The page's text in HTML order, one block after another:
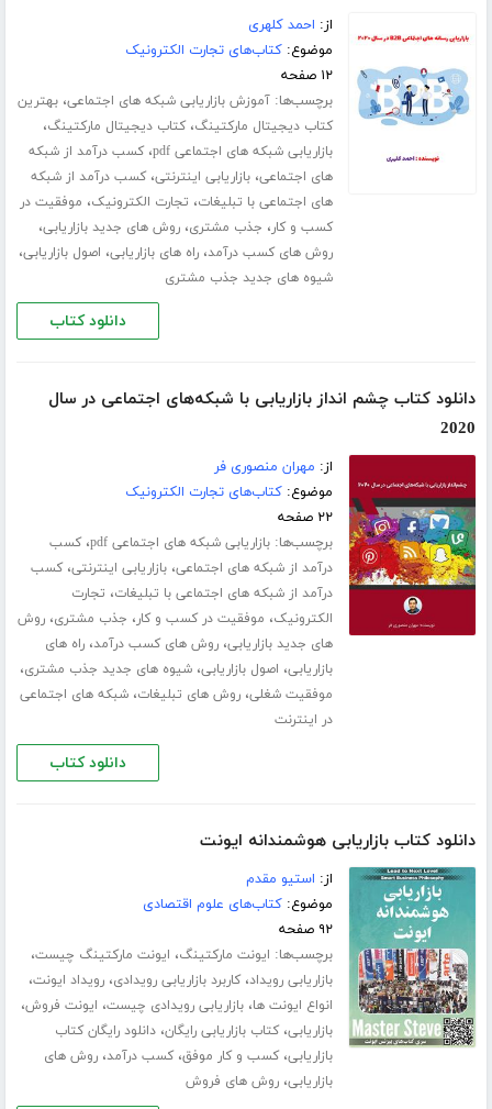
از: احمد کلهری
موضوع:کتاب‌های تجارت الکترونیک
۱۲ صفحه
برچسب‌ها:آموزش بازاریابی شبکه های اجتماعی،بهترین
کتاب دیجیتال مارکتینگ،کتاب دیجیتال مارکتینگ،
بازاریابی شبکه های اجتماعی pdf ،کسب درآمد از شبکه
های اجتماعی،بازاریابی اینترنتی،کسب درآمد از شبکه
های اجتماعی با تبلیغات، تجارت الکترونیک، موفقیت در
کسب و کار، جذب مشتری،روش های جدید بازاریابی،
روش های کسب درآمد،راه های بازاریابی، اصول بازاریابی،
شیوه های جدید جذب مشتری
دانلود کتاب
دانلود کتاب چشم انداز بازاریابی با شبکه‌های اجتماعی در سال
2020
از: مهران منصوری فر
موضوع:کتاب‌های تجارت الکترونیک
۲۲ صفحه
برچسب‌ها:بازاریابی شبکه های اجتماعی pdf ،کسب
درآمد از شبکه های اجتماعی،بازاریابی اینترنتی،کسب
درآمد از شبکه های اجتماعی با تبلیغات، تجارت
الکترونیک، موفقیت در کسب و کار، جذب مشتری،روش
های جدید بازاریابی،روش های کسب درآمد،راه های
بازاریابی، اصول بازاریابی،شیوه های جدید جذب مشتری،
موفقیت شغلی،روش های تبلیغات،شبکه های اجتماعی
در اینترنت
دانلود کتاب
دانلود کتاب بازاریابی هوشمندانه ایونت
از: استیو مقدم
موضوع:کتاب‌های علوم اقتصادی
۹۲ صفحه
برچسب‌ها: ایونت مارکتینگ، ایونت مارکتینگ چیست،
بازاریابی رویداد،کاربرد بازاریابی رویدادی،رویداد ایونت،
انواع ایونت ها،بازاریابی رویدادی چیست، ایونت فروش،
بازاریابی،کتاب بازاریابی رایگان،دانلود رایگان کتاب
بازاریابی،کسب و کار موفق،کسب درآمد،روش های
بازاریابی،روش های فروش